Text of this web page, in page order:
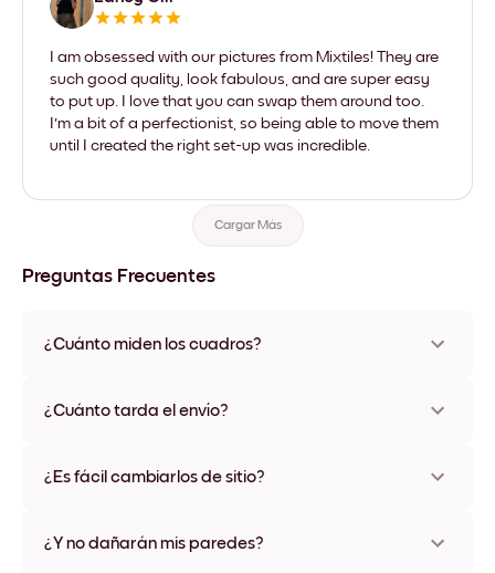
I am obsessed with our pictures from Mixtiles! They are
such good quality, look fabulous, and are super easy
to put up. I love that you can swap them around too.
I'm a bit of a perfectionist, so being able to move them
until I created the right set-up was incredible.
Cargar Más
Preguntas Frecuentes
¿Cuánto miden los cuadros?
varios materiales y colores de marco, incluidas opciones sin
¿Cuánto tarda el envío?
disponibles en algunos países. Te enviaremos un número de
¿Es fácil cambiarlos de sitio?
ningún daño
¿Y no dañarán mis paredes?